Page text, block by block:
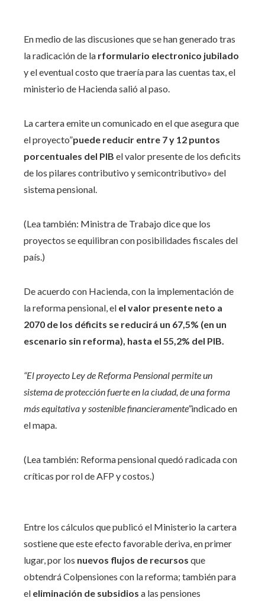
En medio de las discusiones que se han generado tras
la radicación de la rformulario electronico jubilado
y el eventual costo que traería para las cuentas tax, el
ministerio de Hacienda salió al paso.
La cartera emite un comunicado en el que asegura que
el proyecto”puede reducir entre 7 y 12 puntos
porcentuales del PIB el valor presente de los deficits
de los pilares contributivo y semicontributivo» del
sistema pensional.
(Lea también: Ministra de Trabajo dice que los
proyectos se equilibran con posibilidades fiscales del
país.)
De acuerdo con Hacienda, con la implementación de
la reforma pensional, el el valor presente neto a
2070 de los déficits se reducirá un 67,5% (en un
escenario sin reforma), hasta el 55,2% del PIB.
“El proyecto Ley de Reforma Pensional permite un
sistema de protección fuerte en la ciudad, de una forma
más equitativa y sostenible financieramente”indicado en
el mapa.
(Lea también: Reforma pensional quedó radicada con
críticas por rol de AFP y costos.)
Entre los cálculos que publicó el Ministerio la cartera
sostiene que este efecto favorable deriva, en primer
lugar, por los nuevos flujos de recursos que
obtendrá Colpensiones con la reforma; también para
el eliminación de subsidios a las pensiones